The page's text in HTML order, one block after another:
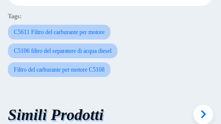
Tags:
C5611 Filtro del carburante per motore
C5106 filtro del separatore di acqua diesel
Filtro del carburante per motore C5108
Simili Prodotti